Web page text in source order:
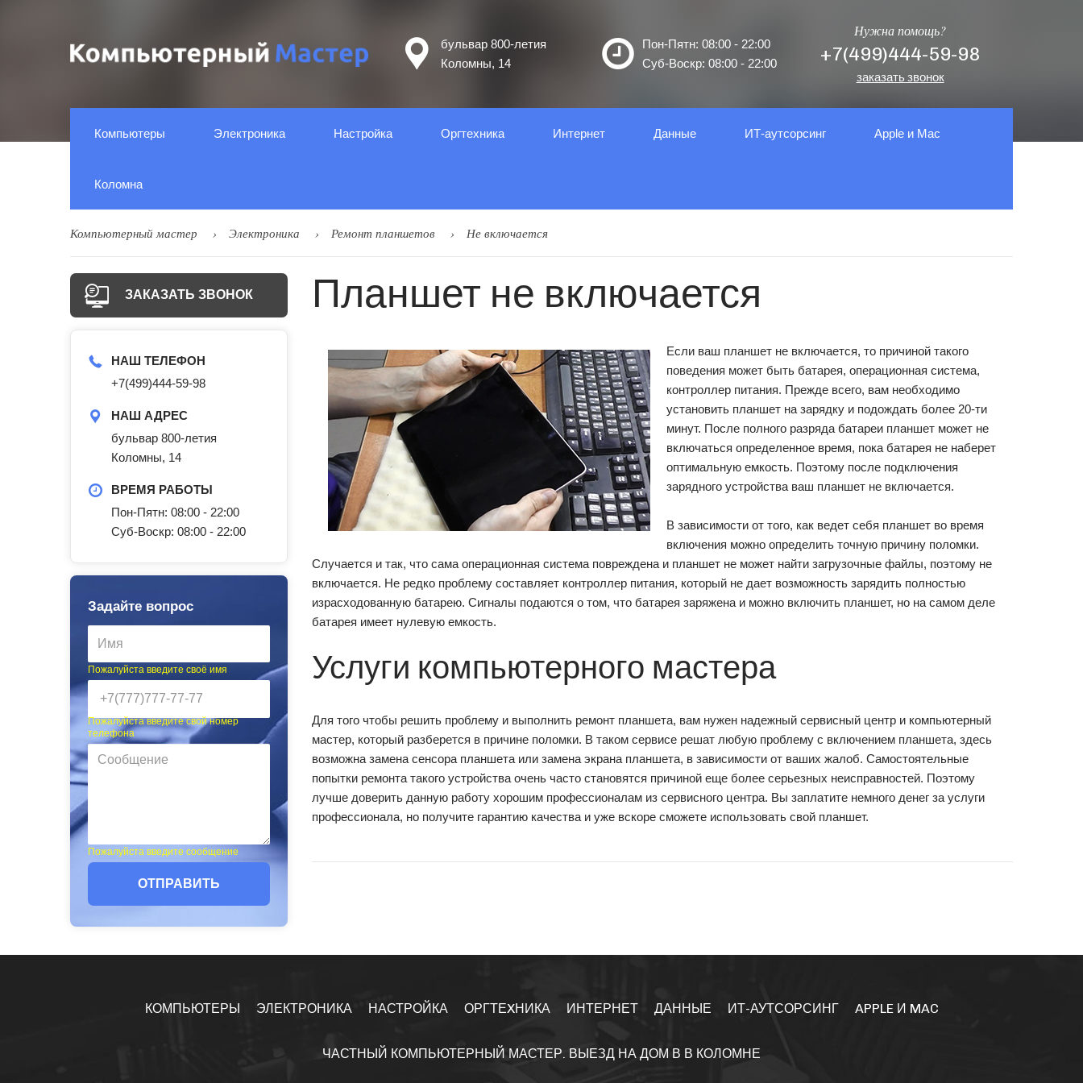
бульвар 800-летия
Коломны, 14
Пон-Пятн: 08:00 - 22:00
Суб-Воскр: 08:00 - 22:00
Нужна помощь?
+7(499)444-59-98
заказать звонок
Компьютеры Электроника Настройка Оргтеxника Интернет Данные ИТ-аутсорсинг Apple и Mac
Коломна
Компьютерный мастер Электроника Ремонт планшетов Не включается
ЗАКАЗАТЬ ЗВОНОК
НАШ ТЕЛЕФОН
+7(499)444-59-98
НАШ АДРЕС
бульвар 800-летия
Коломны, 14
ВРЕМЯ РАБОТЫ
Пон-Пятн: 08:00 - 22:00
Суб-Воскр: 08:00 - 22:00
Задайте вопрос
Пожалуйста введите своё имя
Пожалуйста введите свой номер
телефона
Пожалуйста введите сообщение
ОТПРАВИТЬ
Планшет не включается
Если ваш планшет не включается, то причиной такого
поведения может быть батарея, операционная система,
контроллер питания. Прежде всего, вам необходимо
установить планшет на зарядку и подождать более 20-ти
минут. После полного разряда батареи планшет может не
включаться определенное время, пока батарея не наберет
оптимальную емкость. Поэтому после подключения
зарядного устройства ваш планшет не включается.
В зависимости от того, как ведет себя планшет во время
включения можно определить точную причину поломки.
Случается и так, что сама операционная система повреждена и планшет не может найти загрузочные файлы, поэтому не
включается. Не редко проблему составляет контроллер питания, который не дает возможность зарядить полностью
израсходованную батарею. Сигналы подаются о том, что батарея заряжена и можно включить планшет, но на самом деле
батарея имеет нулевую емкость.
Услуги компьютерного мастера
Для того чтобы решить проблему и выполнить ремонт планшета, вам нужен надежный сервисный центр и компьютерный
мастер, который разберется в причине поломки. В таком сервисе решат любую проблему с включением планшета, здесь
возможна замена сенсора планшета или замена экрана планшета, в зависимости от ваших жалоб. Самостоятельные
попытки ремонта такого устройства очень часто становятся причиной еще более серьезных неисправностей. Поэтому
лучше доверить данную работу хорошим профессионалам из сервисного центра. Вы заплатите немного денег за услуги
профессионала, но получите гарантию качества и уже вскоре сможете использовать свой планшет.
КОМПЬЮТЕРЫ ЭЛЕКТРОНИКА НАСТРОЙКА ОРГТЕXНИКА ИНТЕРНЕТ ДАННЫЕ ИТ-АУТСОРСИНГ APPLE И MAC
ЧАСТНЫЙ КОМПЬЮТЕРНЫЙ МАСТЕР. ВЫЕЗД НА ДОМ В В КОЛОМНЕ